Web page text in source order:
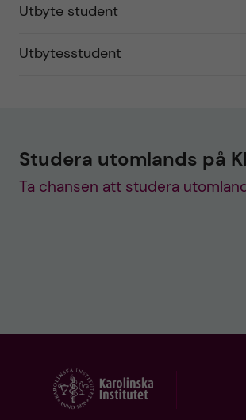
Utbyte student
Utbytesstudent
Studera utomlands på KI
Ta chansen att studera